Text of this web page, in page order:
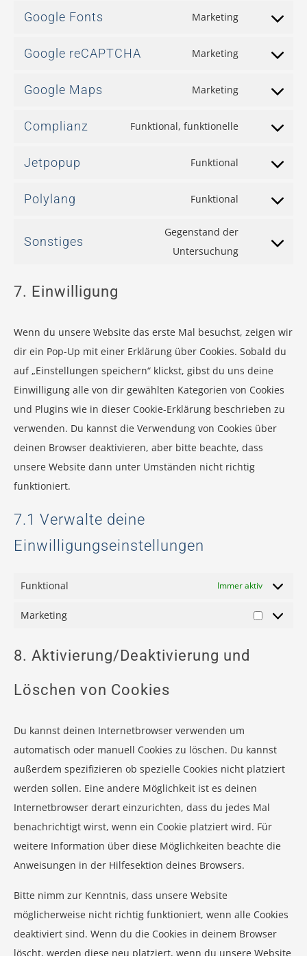
Google Fonts Marketing
Google reCAPTCHA Marketing
Google Maps Marketing
Complianz Funktional, funktionelle
Jetpopup Funktional
Polylang Funktional
Sonstiges
Gegenstand der
Untersuchung
7. Einwilligung
Wenn du unsere Website das erste Mal besuchst, zeigen wir
dir ein Pop-Up mit einer Erklärung über Cookies. Sobald du
auf „Einstellungen speichern“ klickst, gibst du uns deine
Einwilligung alle von dir gewählten Kategorien von Cookies
und Plugins wie in dieser Cookie-Erklärung beschrieben zu
verwenden. Du kannst die Verwendung von Cookies über
deinen Browser deaktivieren, aber bitte beachte, dass
unsere Website dann unter Umständen nicht richtig
funktioniert.
7.1 Verwalte deine
Einwilligungseinstellungen
Funktional Immer aktiv
Marketing
8. Aktivierung/Deaktivierung und
Löschen von Cookies
Du kannst deinen Internetbrowser verwenden um
automatisch oder manuell Cookies zu löschen. Du kannst
außerdem spezifizieren ob spezielle Cookies nicht platziert
werden sollen. Eine andere Möglichkeit ist es deinen
Internetbrowser derart einzurichten, dass du jedes Mal
benachrichtigt wirst, wenn ein Cookie platziert wird. Für
weitere Information über diese Möglichkeiten beachte die
Anweisungen in der Hilfesektion deines Browsers.
Bitte nimm zur Kenntnis, dass unsere Website
möglicherweise nicht richtig funktioniert, wenn alle Cookies
deaktiviert sind. Wenn du die Cookies in deinem Browser
löscht, werden diese neu platziert, wenn du unsere Website